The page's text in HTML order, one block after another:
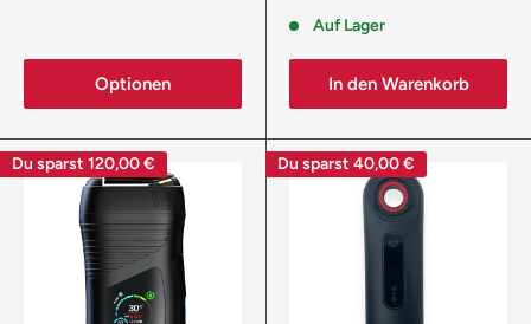
Optionen
Auf Lager
In den Warenkorb
Du sparst 120,00 € Du sparst 40,00 €